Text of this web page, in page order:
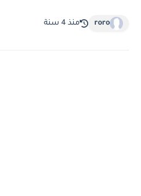
roro منذ 4 سنة